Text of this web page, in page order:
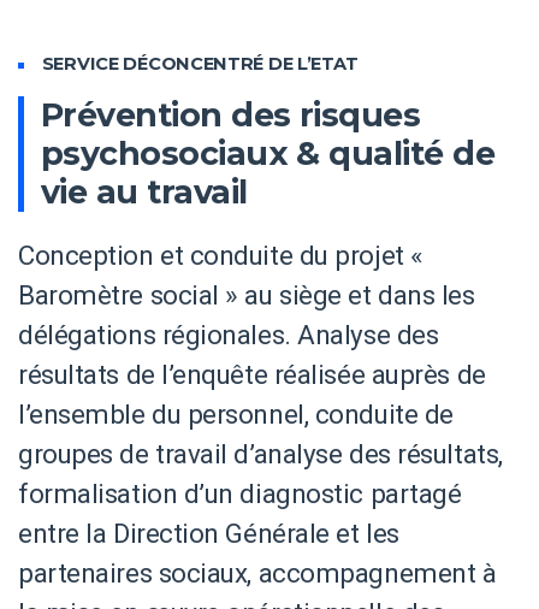
SERVICE DÉCONCENTRÉ DE L’ETAT
Prévention des risques
psychosociaux & qualité de
vie au travail
Conception et conduite du projet «
Baromètre social » au siège et dans les
délégations régionales. Analyse des
résultats de l’enquête réalisée auprès de
l’ensemble du personnel, conduite de
groupes de travail d’analyse des résultats,
formalisation d’un diagnostic partagé
entre la Direction Générale et les
partenaires sociaux, accompagnement à